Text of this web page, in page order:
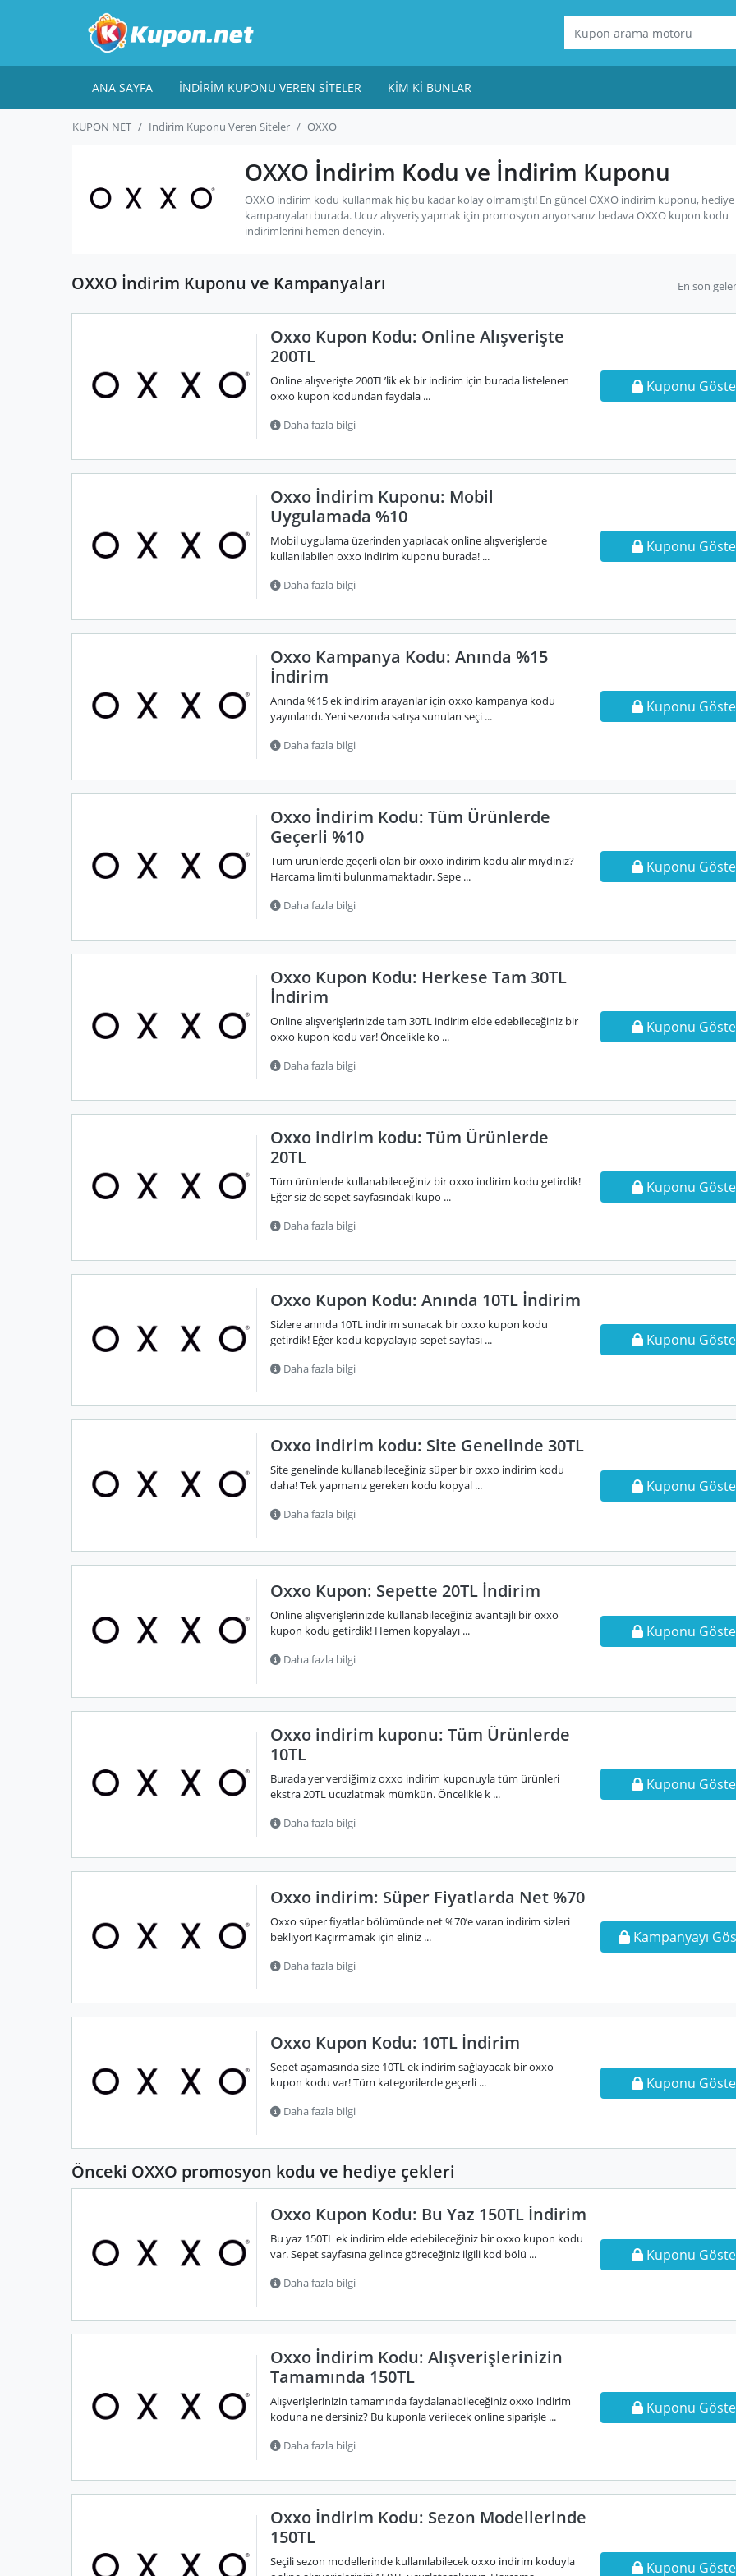
ANA SAYFA İNDIRIM KUPONU VEREN SITELER KIM KI BUNLAR
KUPON NET İndirim Kuponu Veren Siteler OXXO
OXXO İndirim Kodu ve İndirim Kuponu
OXXO indirim kodu kullanmak hiç bu kadar kolay olmamıştı! En güncel OXXO indirim kuponu, hediye
kampanyaları burada. Ucuz alışveriş yapmak için promosyon arıyorsanız bedava OXXO kupon kodu
indirimlerini hemen deneyin.
OXXO İndirim Kuponu ve Kampanyaları En son
Oxxo Kupon Kodu: Online Alışverişte
200TL
Online alışverişte 200TL’lik ek bir indirim için burada listelenen
oxxo kupon kodundan faydala ...
Daha fazla bilgi
Kuponu
Oxxo İndirim Kuponu: Mobil
Uygulamada %10
Mobil uygulama üzerinden yapılacak online alışverişlerde
kullanılabilen oxxo indirim kuponu burada! ...
Daha fazla bilgi
Kuponu
Oxxo Kampanya Kodu: Anında %15
İndirim
Anında %15 ek indirim arayanlar için oxxo kampanya kodu
yayınlandı. Yeni sezonda satışa sunulan seçi ...
Daha fazla bilgi
Kuponu
Oxxo İndirim Kodu: Tüm Ürünlerde
Geçerli %10
Tüm ürünlerde geçerli olan bir oxxo indirim kodu alır mıydınız?
Harcama limiti bulunmamaktadır. Sepe ...
Daha fazla bilgi
Kuponu
Oxxo Kupon Kodu: Herkese Tam 30TL
İndirim
Online alışverişlerinizde tam 30TL indirim elde edebileceğiniz bir
oxxo kupon kodu var! Öncelikle ko ...
Daha fazla bilgi
Kuponu
Oxxo indirim kodu: Tüm Ürünlerde
20TL
Tüm ürünlerde kullanabileceğiniz bir oxxo indirim kodu getirdik!
Eğer siz de sepet sayfasındaki kupo ...
Daha fazla bilgi
Kuponu
Oxxo Kupon Kodu: Anında 10TL İndirim
Sizlere anında 10TL indirim sunacak bir oxxo kupon kodu
getirdik! Eğer kodu kopyalayıp sepet sayfası ...
Daha fazla bilgi
Kuponu
Oxxo indirim kodu: Site Genelinde 30TL
Site genelinde kullanabileceğiniz süper bir oxxo indirim kodu
daha! Tek yapmanız gereken kodu kopyal ...
Daha fazla bilgi
Kuponu
Oxxo Kupon: Sepette 20TL İndirim
Online alışverişlerinizde kullanabileceğiniz avantajlı bir oxxo
kupon kodu getirdik! Hemen kopyalayı ...
Daha fazla bilgi
Kuponu
Oxxo indirim kuponu: Tüm Ürünlerde
10TL
Burada yer verdiğimiz oxxo indirim kuponuyla tüm ürünleri
ekstra 20TL ucuzlatmak mümkün. Öncelikle k ...
Daha fazla bilgi
Kuponu
Oxxo indirim: Süper Fiyatlarda Net %70
Oxxo süper fiyatlar bölümünde net %70’e varan indirim sizleri
bekliyor! Kaçırmamak için eliniz ...
Daha fazla bilgi
Kampanyayı
Oxxo Kupon Kodu: 10TL İndirim
Sepet aşamasında size 10TL ek indirim sağlayacak bir oxxo
kupon kodu var! Tüm kategorilerde geçerli ...
Daha fazla bilgi
Kuponu
Önceki OXXO promosyon kodu ve hediye çekleri
Oxxo Kupon Kodu: Bu Yaz 150TL İndirim
Bu yaz 150TL ek indirim elde edebileceğiniz bir oxxo kupon kodu
var. Sepet sayfasına gelince göreceğiniz ilgili kod bölü ...
Daha fazla bilgi
Kuponu
Oxxo İndirim Kodu: Alışverişlerinizin
Tamamında 150TL
Alışverişlerinizin tamamında faydalanabileceğiniz oxxo indirim
koduna ne dersiniz? Bu kuponla verilecek online siparişle ...
Daha fazla bilgi
Kuponu
Oxxo İndirim Kodu: Sezon Modellerinde
150TL
Seçili sezon modellerinde kullanılabilecek oxxo indirim koduyla
Kuponu